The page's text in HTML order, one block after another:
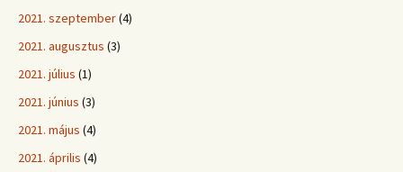
2021. szeptember(4)
2021. augusztus (3)
2021. július (1)
2021. június (3)
2021. május (4)
2021. április (4)